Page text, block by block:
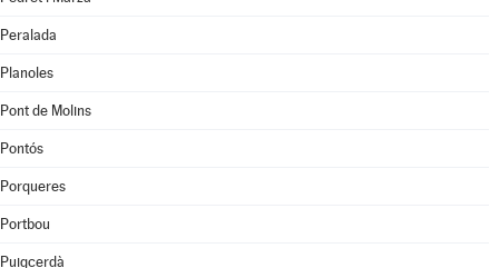
Peralada
Planoles
Pont de Molins
Pontós
Porqueres
Portbou
Puigcerdà